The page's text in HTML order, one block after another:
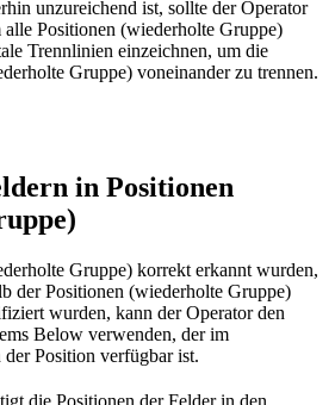
unzureichend ist, sollte der Operator
Positionen (wiederholte Gruppe)
Trennlinien einzeichnen, um die
Gruppe) voneinander zu trennen.
in Positionen
Gruppe) korrekt erkannt wurden,
der Positionen (wiederholte Gruppe)
wurden, kann der Operator den
Below verwenden, der im
Position verfügbar ist.
die Positionen der Felder in den